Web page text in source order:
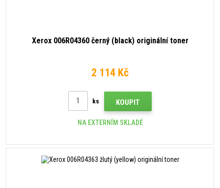
Xerox 006R04360 černý (black) originální toner
2 114 Kč
ks KOUPIT
NA EXTERNÍM SKLADĚ